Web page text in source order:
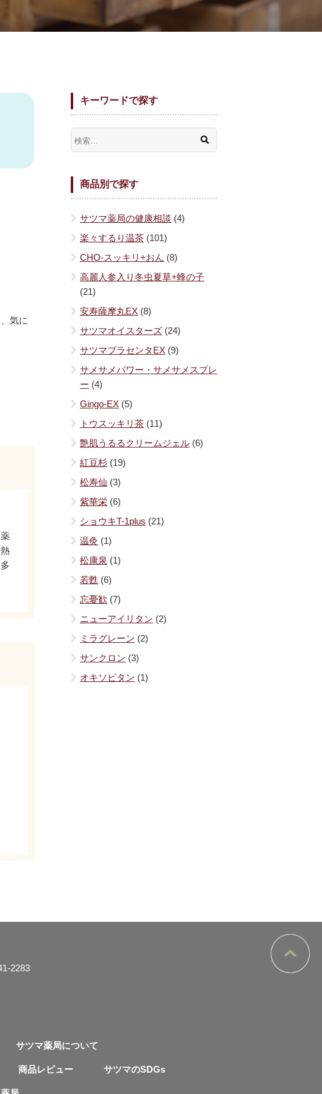
気に
キーワードで探す
商品別で探す
サツマ薬局の健康相談 (4)
楽々するり温茶 (101)
CHO-スッキリ+おん (8)
高麗人参入り冬虫夏草+蜂の子
(21)
安寿薩摩丸EX (8)
サツマオイスターズ (24)
サツマプラセンタEX (9)
サメサメパワー・サメサメスプレ
ー (4)
Gingo-EX (5)
トウスッキリ茶 (11)
艶肌うるるクリームジェル (6)
紅豆杉 (19)
松寿仙 (3)
紫華栄 (6)
ショウキT-1plus (21)
温灸 (1)
松康泉 (1)
若甦 (6)
忘憂歓 (7)
ニューアイリタン (2)
ミラグレーン (2)
サンクロン (3)
オキソピタン (1)
2283
サツマ薬局について
商品レビュー サツマのSDGs